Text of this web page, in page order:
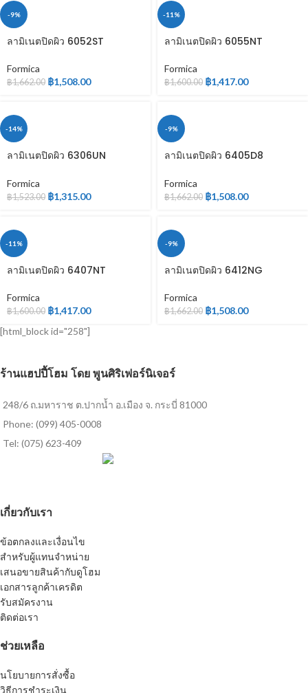
-9%
ลามิเนตปิดผิว 6052ST
Formica
฿1,662.00 ฿1,508.00
-11%
ลามิเนตปิดผิว 6055NT
Formica
฿1,600.00 ฿1,417.00
-14%
ลามิเนตปิดผิว 6306UN
Formica
฿1,523.00 ฿1,315.00
-9%
ลามิเนตปิดผิว 6405D8
Formica
฿1,662.00 ฿1,508.00
-11%
ลามิเนตปิดผิว 6407NT
Formica
฿1,600.00 ฿1,417.00
-9%
ลามิเนตปิดผิว 6412NG
Formica
฿1,662.00 ฿1,508.00
[html_block id="258"]
ร้านแฮปปี้โฮม โดย พูนศิริเฟอร์นิเจอร์
248/6 ถ.มหาราช ต.ปากน้ำ อ.เมือง จ. กระบี่ 81000
Phone: (099) 405-0008
Tel: (075) 623-409
เกี่ยวกับเรา
ข้อตกลงและเงื่อนไข
สำหรับผู้แทนจำหน่าย
เสนอขายสินค้ากับดูโฮม
เอกสารลูกค้าเครดิต
รับสมัครงาน
ติดต่อเรา
ช่วยเหลือ
นโยบายการสั่งซื้อ
วิธีการชำระเงิน